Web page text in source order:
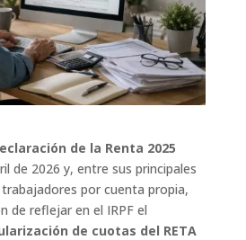
de la Renta 2025
de 2026 y, entre sus principales
por cuenta propia,
de reflejar en el IRPF el
de cuotas del RETA